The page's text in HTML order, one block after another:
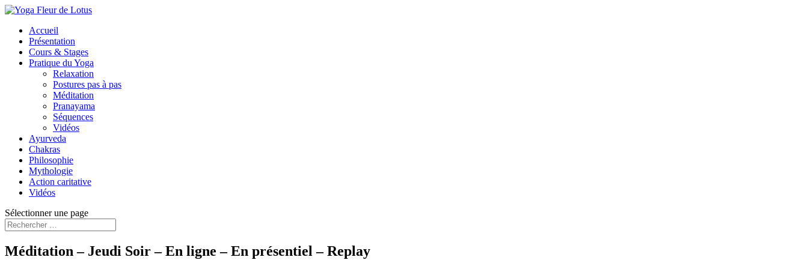
Accueil
Présentation
Cours & Stages
Pratique du Yoga
Relaxation
Postures pas à pas
Méditation
Pranayama
Séquences
Vidéos
Ayurveda
Chakras
Philosophie
Mythologie
Action caritative
Vidéos
Sélectionner une page
Méditation – Jeudi Soir – En ligne – En présentiel – Replay